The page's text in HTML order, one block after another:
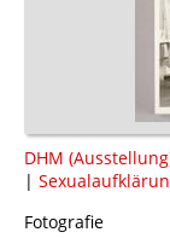
DHM
|
Fotografie